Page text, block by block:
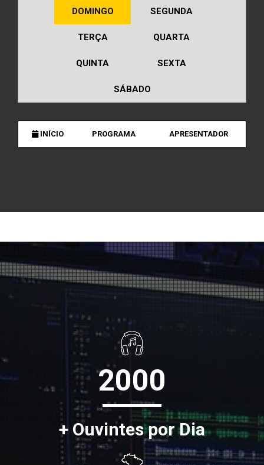
DOMINGO SEGUNDA
TERÇA QUARTA
QUINTA SEXTA
SÁBADO
INÍCIO PROGRAMA APRESENTADOR
2000
+ Ouvintes por Dia